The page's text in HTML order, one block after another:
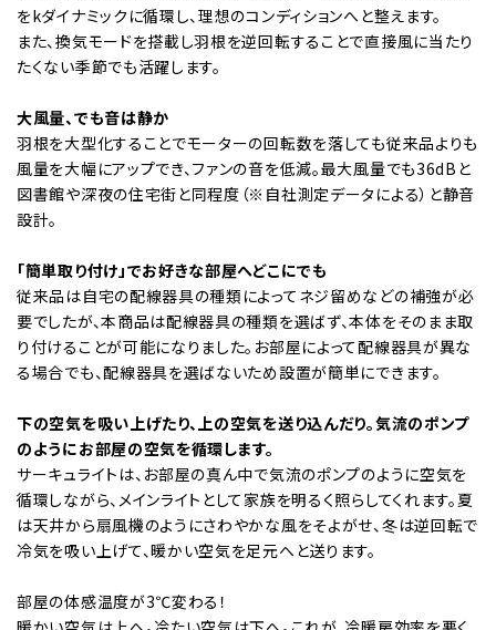
をkダイナミックに循環し、理想のコンディションへと整えます。
また、換気モードを搭載し羽根を逆回転することで直接風に当たり
たくない季節でも活躍します。
大風量、でも音は静か
羽根を大型化することでモーターの回転数を落しても従来品よりも
風量を大幅にアップでき、ファンの音を低減。最大風量でも36dBと
図書館や深夜の住宅街と同程度（※自社測定データによる）と静音
設計。
「簡単取り付け」でお好きな部屋へどこにでも
従来品は自宅の配線器具の種類によってネジ留めなどの補強が必
要でしたが、本商品は配線器具の種類を選ばず、本体をそのまま取
り付けることが可能になりました。お部屋によって配線器具が異な
る場合でも、配線器具を選ばないため設置が簡単にできます。
下の空気を吸い上げたり、上の空気を送り込んだり。気流のポンプ
のようにお部屋の空気を循環します。
サーキュライトは、お部屋の真ん中で気流のポンプのように空気を
循環しながら、メインライトとして家族を明るく照らしてくれます。夏
は天井から扇風機のようにさわやかな風をそよがせ、冬は逆回転で
冷気を吸い上げて、暖かい空気を足元へと送ります。
部屋の体感温度が3℃変わる！